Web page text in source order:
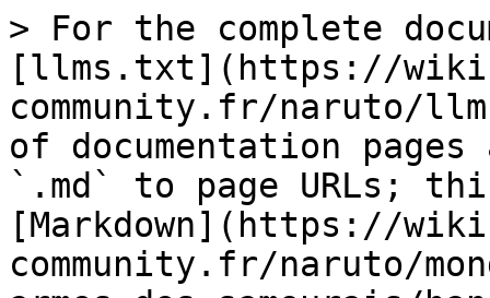
> For the complete
[llms.txt](https://
community.fr/naruto/
of documentation
`.md` to page URLs;
[Markdown](https://
community.fr/naruto/